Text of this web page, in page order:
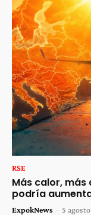
RSE
Más calor,
podría
ExpokNews - 5